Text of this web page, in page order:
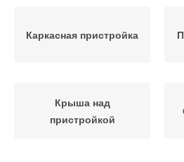
Каркасная пристройка
Крыша над
пристройкой